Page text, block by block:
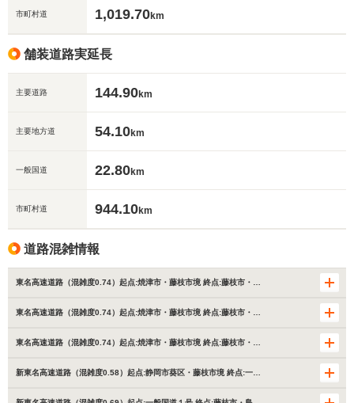
市町村道 1,019.70km
舗装道路実延長
主要道路 144.90km
主要地方道 54.10km
一般国道 22.80km
市町村道 944.10km
道路混雑情報
東名高速道路（混雑度0.74）起点:焼津市・藤枝市境 終点:藤枝市・…
東名高速道路（混雑度0.74）起点:焼津市・藤枝市境 終点:藤枝市・…
東名高速道路（混雑度0.74）起点:焼津市・藤枝市境 終点:藤枝市・…
新東名高速道路（混雑度0.58）起点:静岡市葵区・藤枝市境 終点:一…